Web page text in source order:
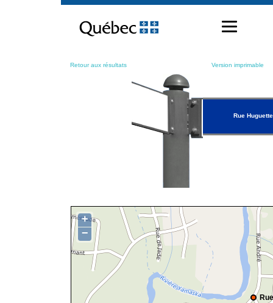
contenu
Retour aux résultats Version imprimable
Rue Huguette
+
−